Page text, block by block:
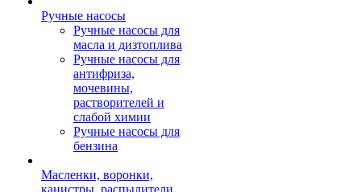
Ручные насосы
Ручные насосы для
масла и дизтоплива
Ручные насосы для
антифриза,
мочевины,
растворителей и
слабой химии
Ручные насосы для
бензина
Масленки, воронки,
канистры, распылители